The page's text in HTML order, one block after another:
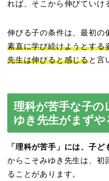
れば、そこから伸びていけ
伸びる子の条件は、最初の
素直に学び続けようとする
先生は伸びると感じると言
理科が苦手な子の
ゆき先生がまずや
「理科が苦手」には、子ど
からこそみゆき先生は、初
ることがあります。